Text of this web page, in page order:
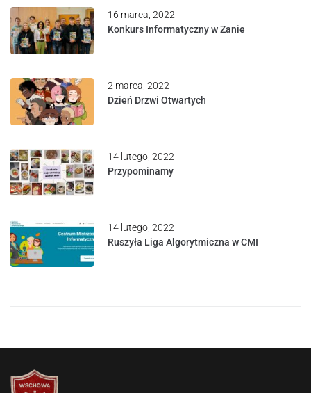
16 marca, 2022
Konkurs Informatyczny w Zanie
2 marca, 2022
Dzień Drzwi Otwartych
14 lutego, 2022
Przypominamy
14 lutego, 2022
Ruszyła Liga Algorytmiczna w CMI